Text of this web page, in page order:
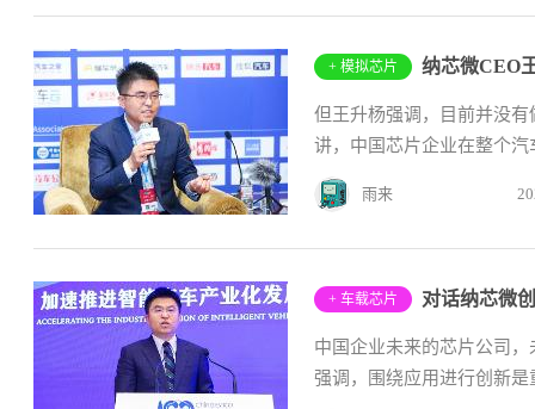
+ 模拟芯片 纳芯微CEO
但王升杨强调，目前并没
讲，中国芯片企业在整个
雨来
+ 车载芯片 对话纳芯微
中国企业未来的芯片公司
强调，围绕应用进行创新是